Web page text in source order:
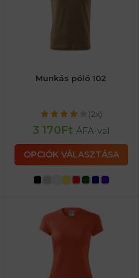
Munkás póló 102
(2x)
3 170Ft ÁFA-val
OPCIÓK VÁLASZTÁSA